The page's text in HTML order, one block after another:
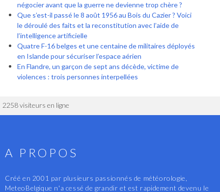
négocier avant que la guerre ne devienne trop chère ?
Que s’est-il passé le 8 août 1956 au Bois du Cazier ? Voici
le déroulé des faits et la reconstitution avec l’aide de
l’intelligence artificielle
Quatre F-16 belges et une centaine de militaires déployés
en Islande pour sécuriser l’espace aérien
En Flandre, un garçon de sept ans décède, victime de
violences : trois personnes interpellées
2258 visiteurs en ligne
A PROPOS
Créé en 2001 par plusieurs passionnés de météorologie,
MeteoBelgique n'a cessé de grandir et est rapidement devenu le